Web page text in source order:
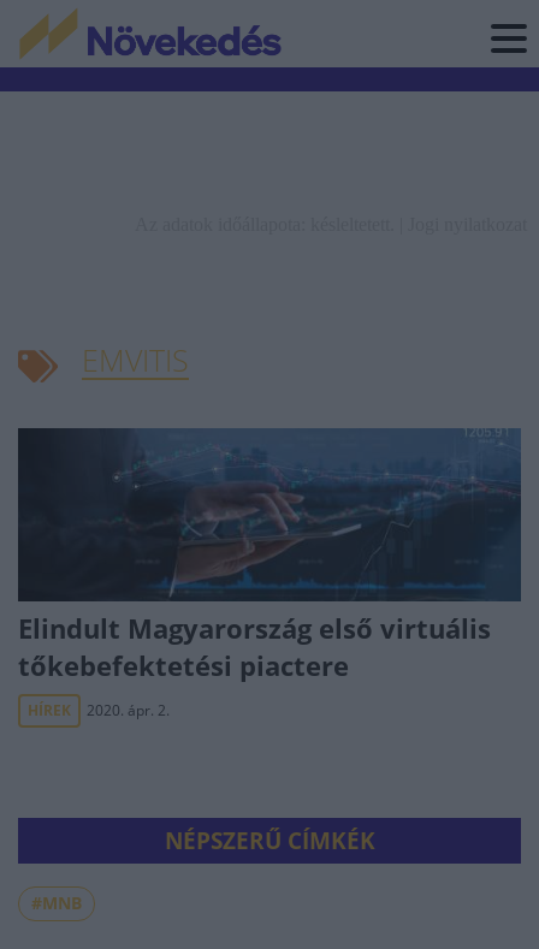
EMVITIS
Elindult Magyarország első virtuális
tőkebefektetési piactere
HÍREK 2020. ápr. 2.
NÉPSZERŰ CÍMKÉK
#MNB